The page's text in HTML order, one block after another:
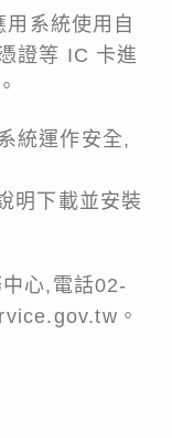
系統使用自
證等 IC 卡進
統運作安全,
明下載並安裝
心,電話02-
。